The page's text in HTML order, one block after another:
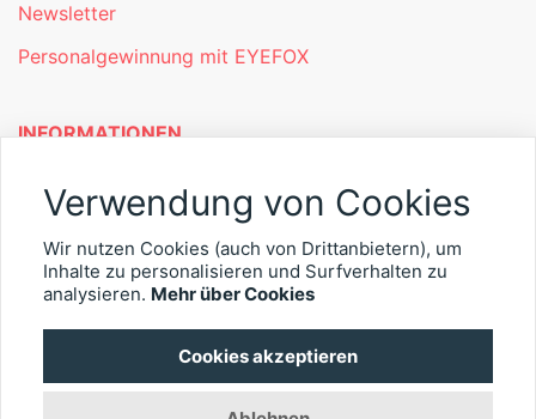
Newsletter
Personalgewinnung mit EYEFOX
INFORMATIONEN
Was ist EYEFOX – Ihre Möglichkeiten
Kontakt
Verwendung von Cookies
Wir nutzen Cookies (auch von Drittanbietern), um
Inhalte zu personalisieren und Surfverhalten zu
analysieren. Mehr über Cookies
Cookies akzeptieren